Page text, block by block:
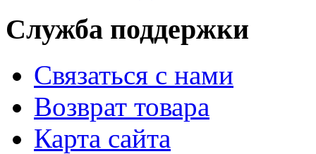
Служба поддержки
Связаться с нами
Возврат товара
Карта сайта